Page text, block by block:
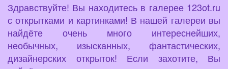
Здравствуйте! Вы находитесь в галерее 123ot.ru
с открытками и картинками! В нашей галереи вы
найдёте очень много интереснейших,
необычных, изысканных, фантастических,
дизайнерских открыток! Если захотите, Вы